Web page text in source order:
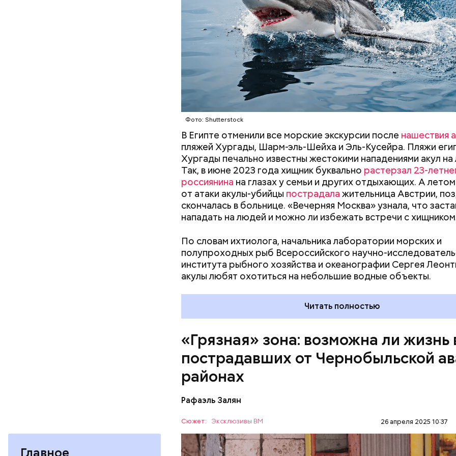
Главное
Фото: Shutterstock
В Египте отменили все морские экскурсии после нашествия
пляжей Хургады, Шарм-эль-Шейха и Эль-Кусейра. Пляжи
Хургады печально известны жестокими нападениями акул
Так, в июне 2023 года хищник буквально растерзал 23-
россиянина на глазах у семьи и других отдыхающих. А
от атаки акулы-убийцы пострадала жительница Австрии,
скончалась в больнице. «Вечерняя Москва» узнала, что
нападать на людей и можно ли избежать встречи с
По словам ихтиолога, начальника лаборатории морских и
полупроходных рыб Всероссийского научно-
института рыбного хозяйства и океанографии Сергея
акулы любят охотиться на небольшие водные объекты.
этих хищных рыб, — сказал собеседник «ВМ».
Читать полностью
БЕЗОПАСНОСТЬ СМЕРТЬ РЫБА
«Грязная» зона: возможна ли жизнь
пострадавших от Чернобыльской
районах
Рафаэль Залян
Сюжет: Эксклюзивы ВМ 26 апреля 2025 10:37
— Протяженность зоны отчуждения составляет примерно
Так как расстояния большие, экскурсионные группы
первые 15 километров на автобусе. Проезжают вглубь леса,
пробираясь по одичавшим местам, где начинается самая
зона.
Каждый год — в зависимости от того, какие события
мире, — ученые, нобелевские лауреаты и специалисты по
безопасности из экспертного совета «Бюллетеня ученых-
принимают решение о переводе стрелки. Например, в
причиной перевода на полминуты вперед послужили как
ухудшающиеся отношения между ядерными державами,
прогресса в сокращении выбросов углекислого газа, так и
национализма во всем мире и отрицание изменения климата.
Часы Судного дня — прибыльный проект
Как поменять батареи дома и
не получить штраф
Как получить
трудной
претендовать и
документы